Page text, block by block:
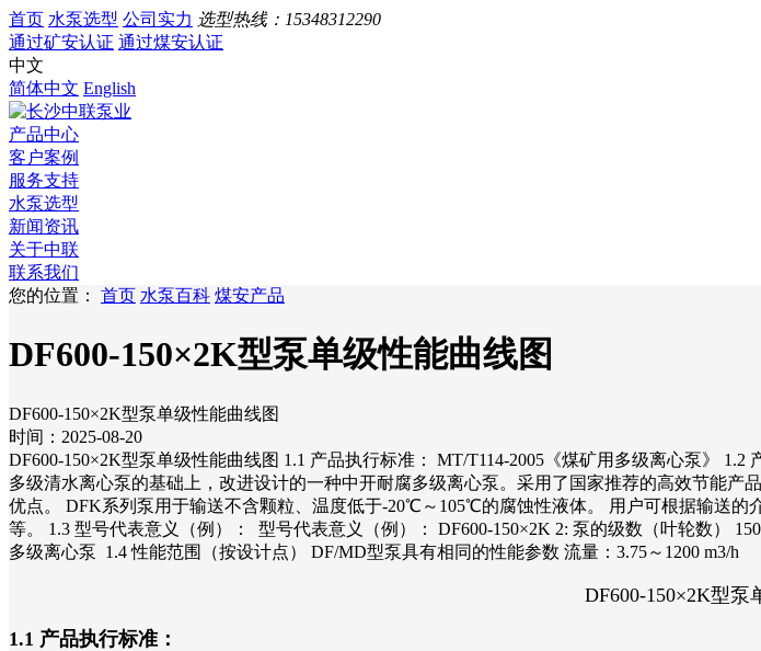
首页 水泵选型 公司实力 选型热线： 15348312290
通过矿安认证 通过煤安认证
中文
简体中文 English
产品中心
客户案例
服务支持
水泵选型
新闻资讯
关于中联
联系我们
您的位置： 首页 水泵百科 煤安产品
DF600-150×2K型泵单级性能曲线图
DF600-150×2K型泵单级性能曲线图
时间：2025-08-20
DF600-150×2K型泵单级性能曲线图 1.1 产品执行标准： MT/T114-2005《煤矿用多级离心泵》
多级清水离心泵的基础上，改进设计的一种中开耐腐多级离心泵。采用了国家推荐的高效节能
优点。 DFK系列泵用于输送不含颗粒、温度低于-20℃～105℃的腐蚀性液体。 用户可根据输送
等。 1.3 型号代表意义（例）： 型号代表意义（例）： DF600-150×2K 2: 泵的级数（叶轮数）
多级离心泵 1.4 性能范围（按设计点） DF/MD型泵具有相同的性能参数 流量：3.75～1200
DF600-150×2K型泵
1.1 产品执行标准：